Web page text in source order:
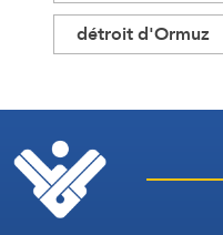
détroit d'Ormuz